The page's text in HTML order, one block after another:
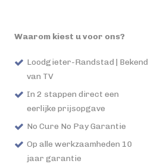
Waarom kiest u voor ons?
Loodgieter-Randstad | Bekend
van TV
In 2 stappen direct een
eerlijke prijsopgave
No Cure No Pay Garantie
Op alle werkzaamheden 10
jaar garantie